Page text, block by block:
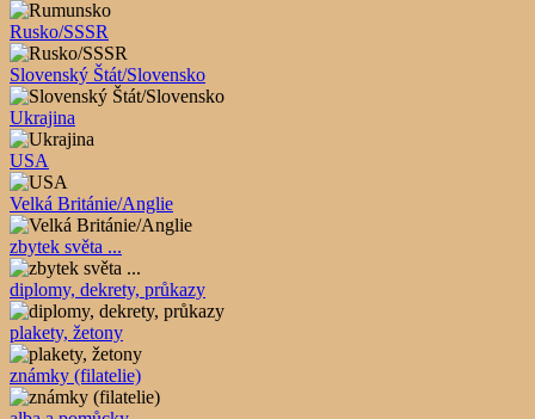
Rusko/SSSR
Slovenský Štát/Slovensko
Ukrajina
USA
Velká Británie/Anglie
zbytek světa ...
diplomy, dekrety, průkazy
plakety, žetony
známky (filatelie)